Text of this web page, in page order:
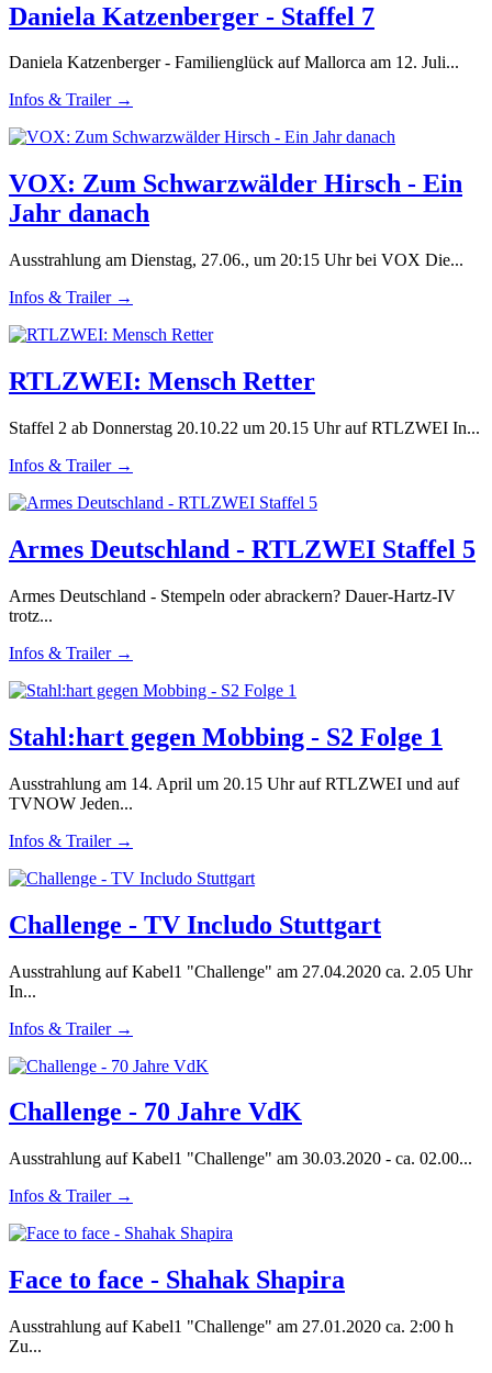
Daniela Katzenberger - Staffel 7
Daniela Katzenberger - Familienglück auf Mallorca am 12. Juli...
Infos & Trailer →
VOX: Zum Schwarzwälder Hirsch - Ein
Jahr danach
Ausstrahlung am Dienstag, 27.06., um 20:15 Uhr bei VOX Die...
Infos & Trailer →
RTLZWEI: Mensch Retter
Staffel 2 ab Donnerstag 20.10.22 um 20.15 Uhr auf RTLZWEI In...
Infos & Trailer →
Armes Deutschland - RTLZWEI Staffel 5
Armes Deutschland - Stempeln oder abrackern? Dauer-Hartz-IV
trotz...
Infos & Trailer →
Stahl:hart gegen Mobbing - S2 Folge 1
Ausstrahlung am 14. April um 20.15 Uhr auf RTLZWEI und auf
TVNOW Jeden...
Infos & Trailer →
Challenge - TV Includo Stuttgart
Ausstrahlung auf Kabel1 "Challenge" am 27.04.2020 ca. 2.05 Uhr
In...
Infos & Trailer →
Challenge - 70 Jahre VdK
Ausstrahlung auf Kabel1 "Challenge" am 30.03.2020 - ca. 02.00...
Infos & Trailer →
Face to face - Shahak Shapira
Ausstrahlung auf Kabel1 "Challenge" am 27.01.2020 ca. 2:00 h
Zu...